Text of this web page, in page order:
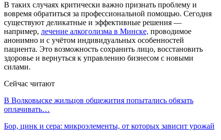
В таких случаях критически важно признать проблему и
вовремя обратиться за профессиональной помощью. Сегодня
существуют деликатные и эффективные решения —
например, лечение алкоголизма в Минске, проводимое
анонимно и с учётом индивидуальных особенностей
пациента. Это возможность сохранить лицо, восстановить
здоровье и вернуться к управлению бизнесом с новыми
силами.
Сейчас читают
В Волковыске жильцов общежития попытались обязать
оплачивать…
Бор, цинк и сера: микроэлементы, от которых зависит урожай